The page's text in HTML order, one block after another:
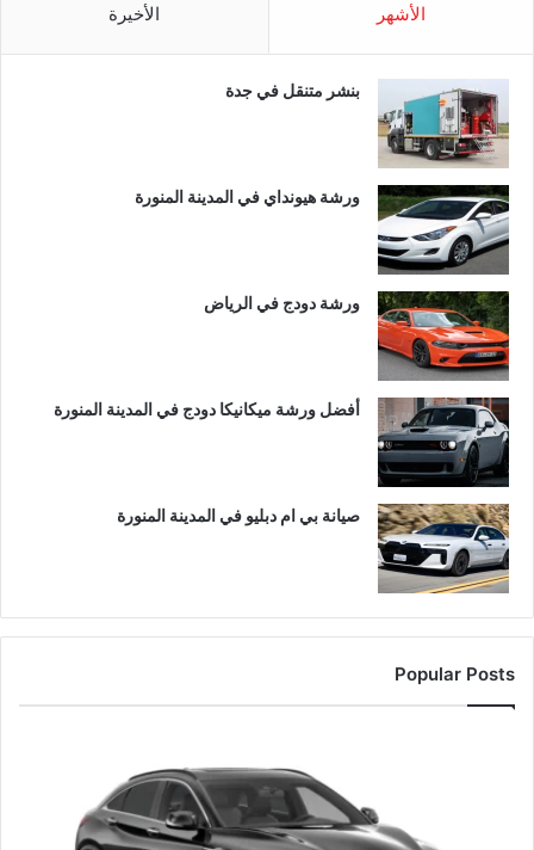
الأشهر الأخيرة
بنشر متنقل في جدة
ورشة هيونداي في المدينة المنورة
ورشة دودج في الرياض
أفضل ورشة ميكانيكا دودج في المدينة المنورة
صيانة بي ام دبليو في المدينة المنورة
Popular Posts